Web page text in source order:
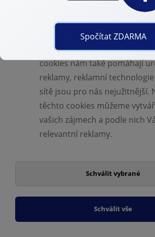
sociálními a reklamními sítěmi
např. Facebook nebo Google
tomuto propojení vám
relevantní reklamu i mimo náš
cookies nám také pomáhají
reklamy, reklamní
sítě jsou pro nás nejužitnější.
těchto cookies můžeme
vašich zájmech a podle nich
relevantní reklamy.
Schválit vybrané
Schválit vše
Spočítat ZDARMA